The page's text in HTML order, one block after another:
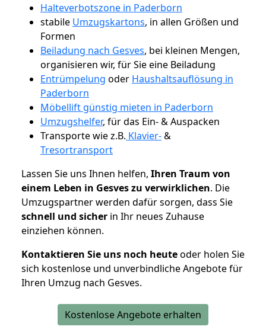
Halteverbotszone in Paderborn
stabile Umzugskartons, in allen Größen und
Formen
Beiladung nach Gesves, bei kleinen Mengen,
organisieren wir, für Sie eine Beiladung
Entrümpelung oder Haushaltsauflösung in
Paderborn
Möbellift günstig mieten in Paderborn
Umzugshelfer, für das Ein- & Auspacken
Transporte wie z.B. Klavier-&
Tresortransport
Lassen Sie uns Ihnen helfen, Ihren Traum von
einem Leben in Gesves zu verwirklichen. Die
Umzugspartner werden dafür sorgen, dass Sie
schnell und sicher in Ihr neues Zuhause
einziehen können.
Kontaktieren Sie uns noch heuteoder holen Sie
sich kostenlose und unverbindliche Angebote für
Ihren Umzug nach Gesves.
Kostenlose Angebote erhalten